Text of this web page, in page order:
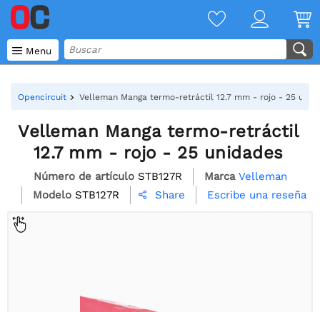
 Menu
Opencircuit Velleman Manga termo-retráctil 12.7 mm - rojo - 25
Velleman Manga termo-retráctil
12.7 mm - rojo - 25 unidades
Número de artículo STB127R Marca Velleman
Modelo STB127R  Share Escribe una reseña